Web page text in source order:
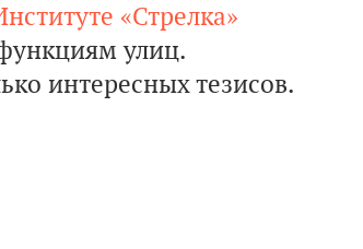
«Стрелка»
улиц.
интересных тезисов.